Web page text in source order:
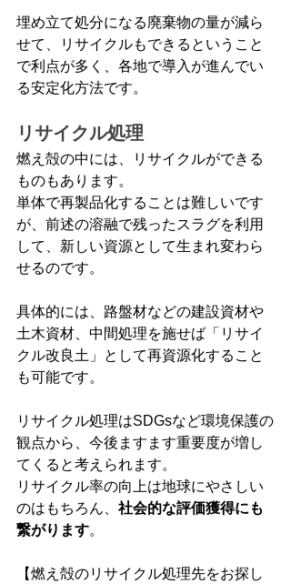
埋め立て処分になる廃棄物の量が減ら
せて、リサイクルもできるということ
で利点が多く、各地で導入が進んでい
る安定化方法です。
リサイクル処理
燃え殻の中には、リサイクルができる
ものもあります。
単体で再製品化することは難しいです
が、前述の溶融で残ったスラグを利用
して、新しい資源として生まれ変わら
せるのです。
具体的には、路盤材などの建設資材や
土木資材、中間処理を施せば「リサイ
クル改良土」として再資源化すること
も可能です。
リサイクル処理はSDGsなど環境保護の
観点から、今後ますます重要度が増し
てくると考えられます。
リサイクル率の向上は地球にやさしい
のはもちろん、 社会的な評価獲得にも
繋がります。
【燃え殻のリサイクル処理先をお探し